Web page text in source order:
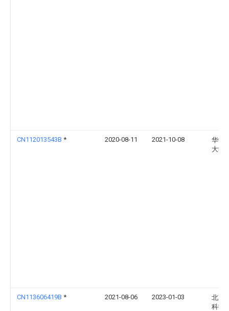
CN112013543B * 2020-08-11 2021-10-08
华中
大学
CN113606419B * 2021-08-06 2023-01-03
北京
科技